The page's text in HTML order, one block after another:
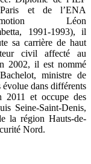
et de l’ENA
Léon
1991-1993), il
sa carrière de haut
civil affecté au
2002, il est nommé
ministre de
dans différents
2011 et occupe des
Seine-Saint-Denis,
la région Hauts-de-
Nord.